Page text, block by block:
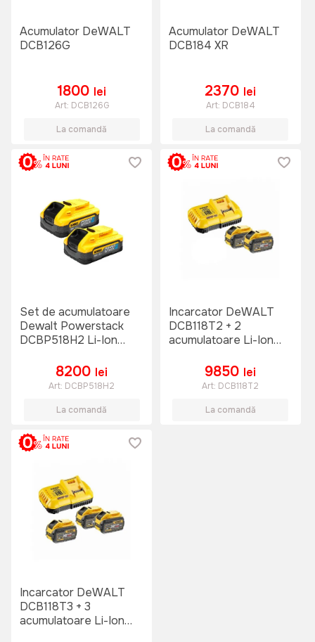
Acumulator DeWALT
DCB126G
1800 lei
Art: DCB126G
La comandă
Acumulator DeWALT
DCB184 XR
2370 lei
Art: DCB184
La comandă
Set de acumulatoare
Dewalt Powerstack
DCBP518H2 Li-Ion
8200 lei
Art: DCBP518H2
La comandă
Incarcator DeWALT
DCB118T2 + 2
acumulatoare Li-Ion
9850 lei
Art: DCB118T2
La comandă
Incarcator DeWALT
DCB118T3 + 3
acumulatoare Li-Ion